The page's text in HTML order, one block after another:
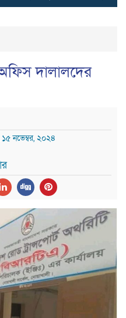
দালালদের
নভেম্বর, ২০২৪